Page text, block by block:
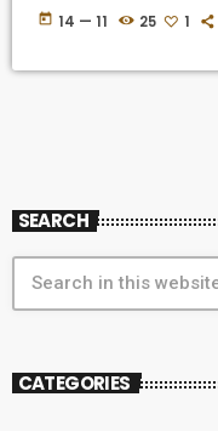
propuesta de una
today 14 — 11 25 1
SEARCH
CATEGORIES